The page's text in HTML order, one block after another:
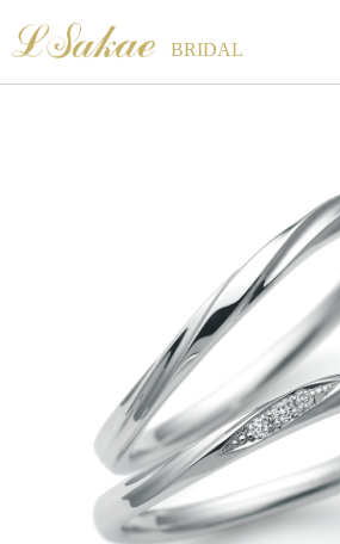
BRIDAL